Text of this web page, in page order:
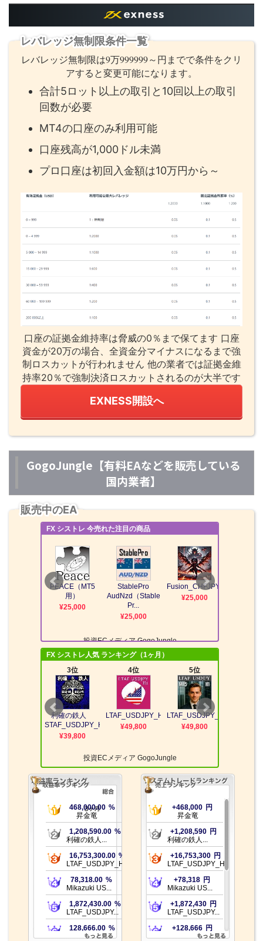
レバレッジ無制限条件一覧
レバレッジ無制限は9万999999～円までで条件をクリ
アすると変更可能になります。
合計5ロット以上の取引と10回以上の取引
回数が必要
MT4の口座のみ利用可能
口座残高が1,000ドル未満
プロ口座は初回入金額は10万円から～
口座の証拠金維持率は脅威の0％まで保てます 口座
資金が20万の場合、全資金分マイナスになるまで強
制ロスカットが行われません 他の業者では証拠金維
持率20％で強制決済ロスカットされるのが大半です
EXNESS開設へ
GogoJungle【有料EAなどを販売している
国内業者】
販売中のEA